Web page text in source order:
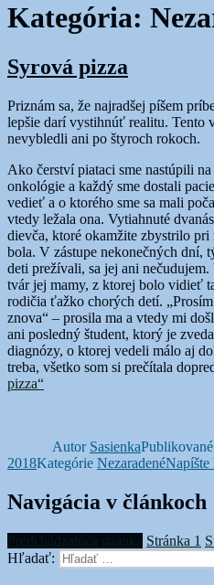
Kategória:
Syrová pizza
Priznám sa, že najradšej píšem
lepšie darí vystihnúť realitu. Tento
nevybledli ani po štyroch rokoch.
Ako čerství piataci sme nastúpili
onkológie a každý sme dostali
vedieť a o ktorého sme sa mali
vtedy ležala ona. Vytiahnuté
dievča, ktoré okamžite zbystrilo
bola. V zástupe nekonečných dní,
deti prežívali, sa jej ani
tvár jej mamy, z ktorej bolo vidieť
rodičia ťažko chorých detí.
znova“ – prosila ma a vtedy mi
ani posledný študent, ktorý je
diagnózy, o ktorej vedeli málo aj
treba, všetko som si prečítala
pizza“
Autor SasienkaPublikované
2018Kategórie NezaradenéNapíšte
Navigácia v článkoch
Stránka 1
Hľadať: